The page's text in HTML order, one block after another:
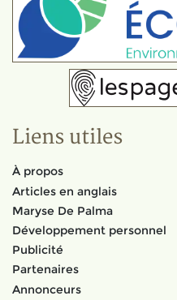
Liens utiles
À propos
Articles en anglais
Maryse De Palma
Développement personnel
Publicité
Partenaires
Annonceurs